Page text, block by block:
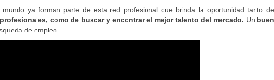
ya forman parte de esta red profesional que brinda la oportunidad tanto de
como de buscar y encontrar el mejor talento del mercado. Un buen
de empleo.